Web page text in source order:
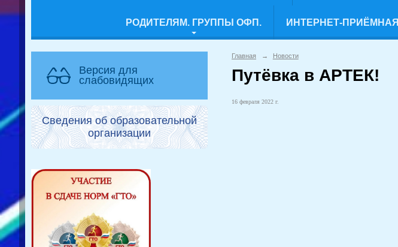
РОДИТЕЛЯМ. ГРУППЫ ОФП. ИНТЕРНЕТ-ПРИЁМНАЯ
Версия для
слабовидящих
Сведения об образовательной
организации
Главная → Новости
Путёвка в АРТЕК!
16 февраля 2022 г.